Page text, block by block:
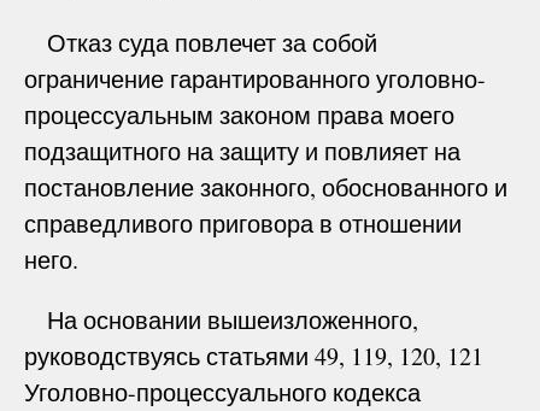
Отказ суда повлечет за собой
ограничение гарантированного уголовно-
процессуальным законом права моего
подзащитного на защиту и повлияет на
постановление законного, обоснованного и
справедливого приговора в отношении
него.
На основании вышеизложенного,
руководствуясь статьями 49, 119, 120, 121
Уголовно-процессуального кодекса